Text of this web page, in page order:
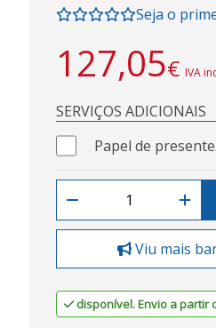
Seja o
127,05€ IVA
SERVIÇOS ADICIONAIS
Papel de presente.
Viu mais
disponível. Envio a partir